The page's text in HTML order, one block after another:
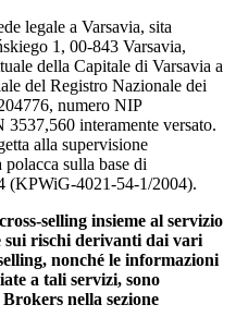
legale a Varsavia, sita
1, 00-843 Varsavia,
della Capitale di Varsavia a
del Registro Nazionale dei
numero NIP
interamente versato.
alla supervisione
sulla base di
(KPWiG-4021-54-1/2004).
selling insieme al servizio
rischi derivanti dai vari
nonché le informazioni
a tali servizi, sono
nella sezione